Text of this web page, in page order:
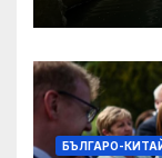
БЪЛГАРО-